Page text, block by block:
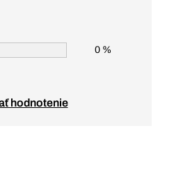
0 %
hodnotenie